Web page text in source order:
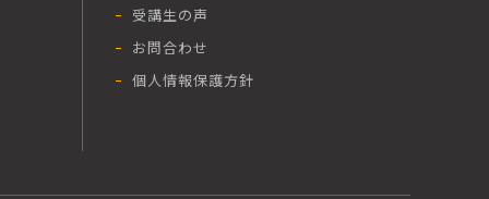
受講生の声
お問合わせ
個人情報保護方針